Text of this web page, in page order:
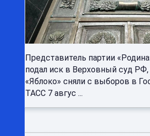
Представитель партии
подал иск в Верховный суд
«Яблоко» сняли с выборов в
ТАСС 7 авгус ...